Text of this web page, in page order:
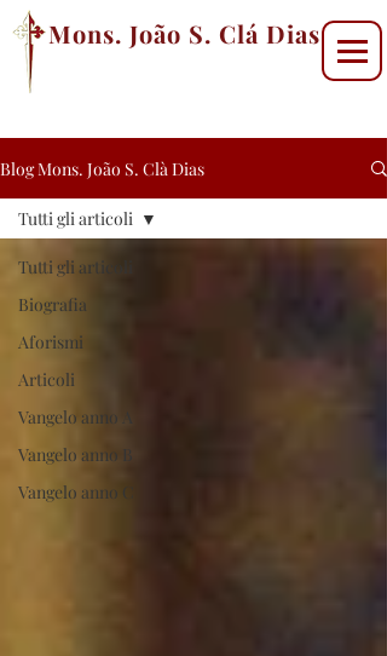
Mons. João S. Clá Dias
Blog Mons. João S. Clà Dias
Tutti gli articoli
Biografia
Aforismi
Articoli
Vangelo anno A
Vangelo anno B
Vangelo anno C
Tutti gli articoli